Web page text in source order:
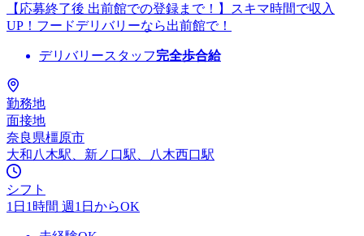
【応募終了後 出前館での登録まで！】スキマ時間で収入
UP！フードデリバリーなら出前館で！
デリバリースタッフ完全歩合給
勤務地
面接地
奈良県橿原市
大和八木駅、新ノ口駅、八木西口駅
シフト
1日1時間 週1日からOK